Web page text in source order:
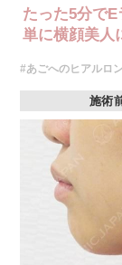
たった5分で
単に横顔美人
#あごへのヒアルロ
施術